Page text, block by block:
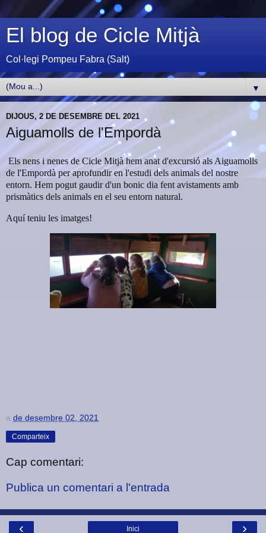
El blog de Cicle Mitjà
Col·legi Pompeu Fabra (Salt)
▼
DIJOUS, 2 DE DESEMBRE DEL 2021
Aiguamolls de l'Empordà
Els nens i nenes de Cicle Mitjà hem anat d'excursió als Aiguamolls
de l'Empordà per aprofundir en l'estudi dels animals del nostre
entorn. Hem pogut gaudir d'un bonic dia fent avistaments amb
prismàtics dels animals en el seu entorn natural.
Aquí teniu les imatges!
a de desembre 02, 2021
Comparteix
Cap comentari:
Publica un comentari a l'entrada
‹ ›
Inici